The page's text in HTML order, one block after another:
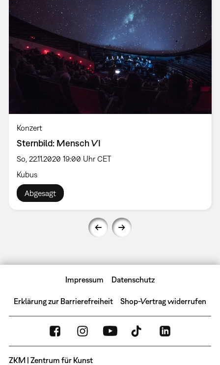
Konzert
Sternbild: Mensch VI
So, 22.11.2020 19:00 Uhr CET
Kubus
Abgesagt
Impressum Datenschutz
Erklärung zur Barrierefreiheit Shop-Vertrag widerrufen
ZKM | Zentrum für Kunst